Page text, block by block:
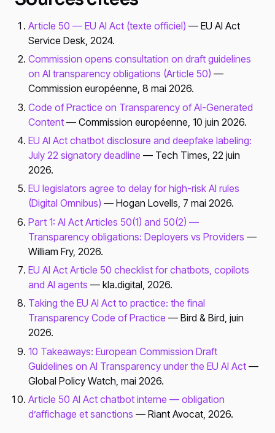
Article 50 — EU AI Act (texte officiel) — EU AI Act
Service Desk, 2024.
Commission opens consultation on draft guidelines
on AI transparency obligations (Article 50) —
Commission européenne, 8 mai 2026.
Code of Practice on Transparency of AI-Generated
Content — Commission européenne, 10 juin 2026.
EU AI Act chatbot disclosure and deepfake labeling:
July 22 signatory deadline — Tech Times, 22 juin
2026.
EU legislators agree to delay for high-risk AI rules
(Digital Omnibus) — Hogan Lovells, 7 mai 2026.
Part 1: AI Act Articles 50(1) and 50(2) —
Transparency obligations: Deployers vs Providers —
William Fry, 2026.
EU AI Act Article 50 checklist for chatbots, copilots
and AI agents — kla.digital, 2026.
Taking the EU AI Act to practice: the final
Transparency Code of Practice — Bird & Bird, juin
2026.
10 Takeaways: European Commission Draft
Guidelines on AI Transparency under the EU AI Act —
Global Policy Watch, mai 2026.
Article 50 AI Act chatbot interne — obligation
d’affichage et sanctions — Riant Avocat, 2026.